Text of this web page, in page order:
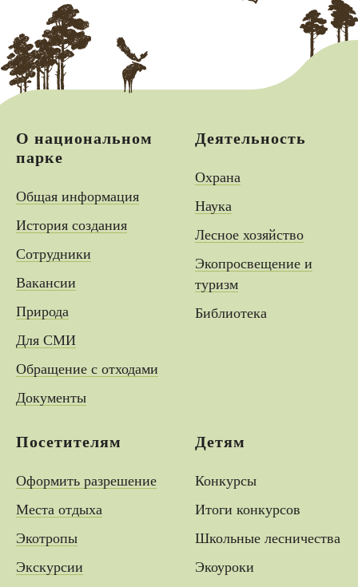
О национальном
парке
Общая информация
История создания
Сотрудники
Вакансии
Природа
Для СМИ
Обращение с отходами
Документы
Деятельность
Охрана
Наука
Лесное хозяйство
Экопросвещение и
туризм
Библиотека
Посетителям
Оформить разрешение
Места отдыха
Экотропы
Экскурсии
Детям
Конкурсы
Итоги конкурсов
Школьные лесничества
Экоуроки